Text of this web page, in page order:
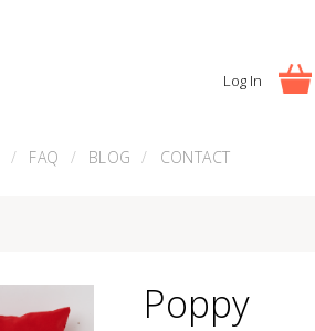
Log In
FAQ BLOG CONTACT
Poppy